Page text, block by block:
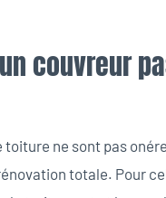
couvreur
ne sont pas
totale. Pour